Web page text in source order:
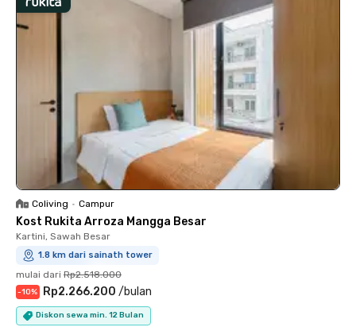
Coliving • Campur
Kost Rukita Arroza Mangga Besar
Kartini, Sawah Besar
1.8 km dari sainath tower
mulai dari Rp2.518.000
-10% Rp2.266.200 /bulan
Diskon sewa min. 12 Bulan